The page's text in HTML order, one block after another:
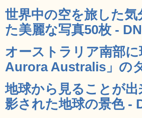
世界中の空を旅した
た美麗な写真50枚 -
オーストラリア南部
Aurora Australis」の
地球から見ることが
影された地球の景色 -